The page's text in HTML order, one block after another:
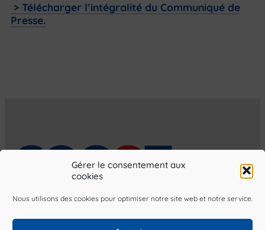
Gérer le consentement aux
cookies
Nous utilisons des cookies pour optimiser notre site web et notre service.
> Télécharger l’intégralité du Communiqué de
Presse.
76600 Le Havre, France